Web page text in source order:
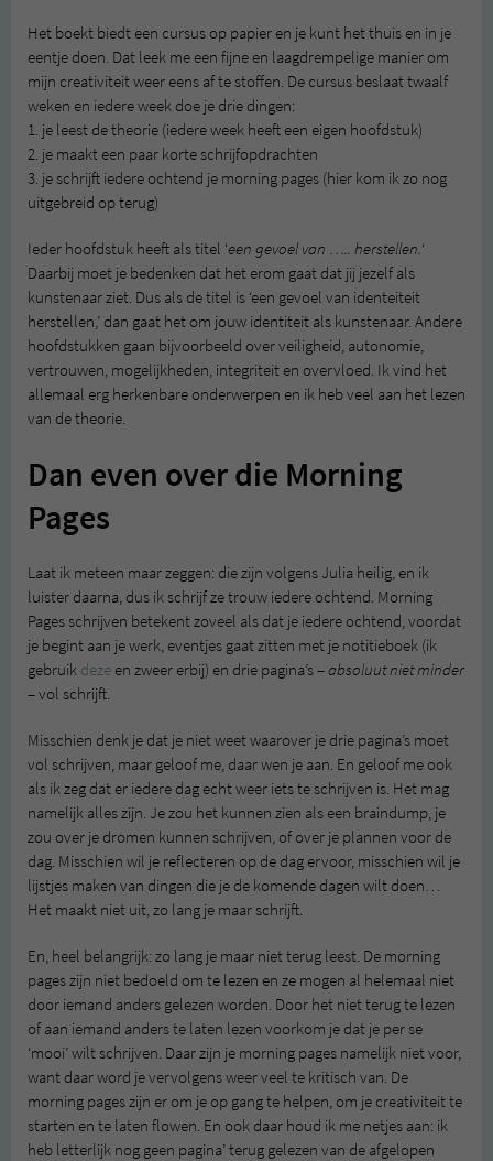
Het boekt biedt een cursus op papier en je kunt het thuis en in je
eentje doen. Dat leek me een fijne en laagdrempelige manier om
mijn creativiteit weer eens af te stoffen. De cursus beslaat twaalf
weken en iedere week doe je drie dingen:
1. je leest de theorie (iedere week heeft een eigen hoofdstuk)
2. je maakt een paar korte schrijfopdrachten
3. je schrijft iedere ochtend je morning pages (hier kom ik zo nog
uitgebreid op terug)
Ieder hoofdstuk heeft als titel ‘een gevoel van ….. herstellen.‘
Daarbij moet je bedenken dat het erom gaat dat jij jezelf als
kunstenaar ziet. Dus als de titel is ‘een gevoel van identeiteit
herstellen,’ dan gaat het om jouw identiteit als kunstenaar. Andere
hoofdstukken gaan bijvoorbeeld over veiligheid, autonomie,
vertrouwen, mogelijkheden, integriteit en overvloed. Ik vind het
allemaal erg herkenbare onderwerpen en ik heb veel aan het lezen
van de theorie.
Dan even over die Morning
Pages
Laat ik meteen maar zeggen: die zijn volgens Julia heilig, en ik
luister daarna, dus ik schrijf ze trouw iedere ochtend. Morning
Pages schrijven betekent zoveel als dat je iedere ochtend, voordat
je begint aan je werk, eventjes gaat zitten met je notitieboek (ik
gebruik deze en zweer erbij) en drie pagina’s –absoluut niet minder
– vol schrijft.
Misschien denk je dat je niet weet waarover je drie pagina’s moet
vol schrijven, maar geloof me, daar wen je aan. En geloof me ook
als ik zeg dat er iedere dag echt weer iets te schrijven is. Het mag
namelijk alles zijn. Je zou het kunnen zien als een braindump, je
zou over je dromen kunnen schrijven, of over je plannen voor de
dag. Misschien wil je reflecteren op de dag ervoor, misschien wil je
lijstjes maken van dingen die je de komende dagen wilt doen…
Het maakt niet uit, zo lang je maar schrijft.
En, heel belangrijk: zo lang je maar niet terug leest. De morning
pages zijn niet bedoeld om te lezen en ze mogen al helemaal niet
door iemand anders gelezen worden. Door het niet terug te lezen
of aan iemand anders te laten lezen voorkom je dat je per se
‘mooi’ wilt schrijven. Daar zijn je morning pages namelijk niet voor,
want daar word je vervolgens weer veel te kritisch van. De
morning pages zijn er om je op gang te helpen, om je creativiteit te
starten en te laten flowen. En ook daar houd ik me netjes aan: ik
heb letterlijk nog geen pagina’ terug gelezen van de afgelopen